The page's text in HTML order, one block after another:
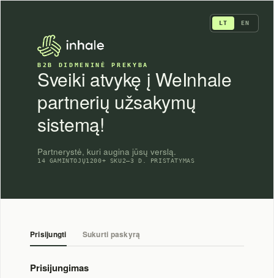
LT EN
B2B DIDMENINĖ PREKYBA
Sveiki atvykę į WeInhale
partnerių užsakymų
sistemą!
Partnerystė, kuri augina jūsų verslą.
14 GAMINTOJŲ1200+ SKU2–3 D. PRISTATYMAS
Prisijungti Sukurti paskyrą
Prisijungimas